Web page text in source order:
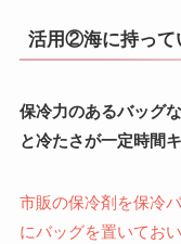
活用②海に持って
保冷力のあるバッグ
と冷たさが一定時間
市販の保冷剤を保冷
にバッグを置いてお